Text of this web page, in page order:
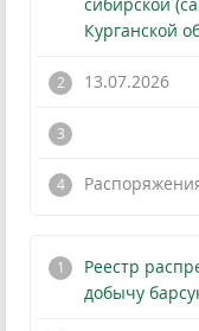
Курганской
13.07.2026
Реестр
добычу